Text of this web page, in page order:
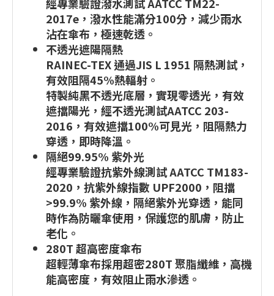
2017e，潑水性能滿分100分，減少雨水
沾在傘布，極速乾透。
不透光遮陽隔熱
RAINEC-TEX 通過JIS L 1951 隔熱測試，
有效阻隔45%熱輻射。
特製純黑不透光底層，實現零透光，有效
遮擋陽光，經不透光測試AATCC 203-
2016，有效遮擋100%可見光，阻隔熱力
穿透，即時降溫。
隔絕99.95% 紫外光
經專業驗證抗紫外線測試 AATCC TM183-
2020，抗紫外線指數 UPF2000，阻擋
>99.9% 紫外線，隔絕紫外光穿透，能同
時作為防曬傘使用，保護您的肌膚，防止
老化。
280T 超高密度傘布
超輕薄傘布採用超密280T 聚脂纖維，高機
能高密度，有效阻止雨水滲透。